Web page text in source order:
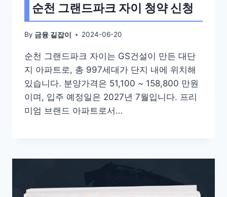
순천 그랜드파크 자이 청약 신청
By 금융 길잡이 2024-06-20
순천 그랜드파크 자이는 GS건설이 만든 대단
지 아파트로, 총 997세대가 단지 내에 위치해
있습니다. 분양가격은 51,100 ~ 158,800 만원
이며, 입주 예정일은 2027년 7월입니다. 프리
미엄 브랜드 아파트로서…